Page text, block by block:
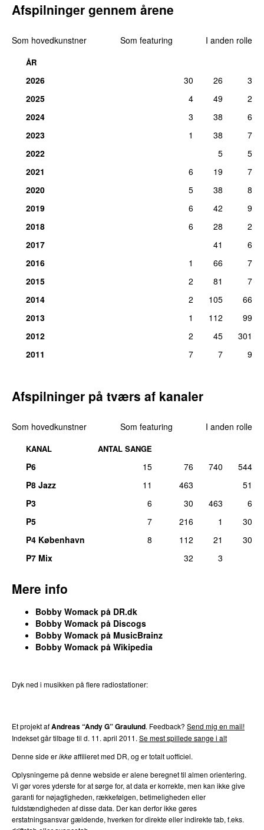
Medvirkende (guitarer):Bobby Womack
10. Sly & the Family Stone Brave and Strong
2
Medvirkende (guitarer):
Komponist:
Sly & the Family Stone
2
Gorillaz
2
Medvirkende (sang):
Sly & the Family Stone
2
Sly & the Family Stone You Caught Me Smilin’
2
Medvirkende (guitarer):
Wilson Pickett
1
The Valentinos
1
Ronnie Wood Lucky Man
lør 1. jun 2013
The Valentinos Sweeter Than the Day Before
man 11. maj 2015
Komponist, tekst/forfatter, medvirkende (el guitar, sang):
Todd Rundgren The Want of a Nail
1
Tekst/forfatter, medvirkende (sang):
Bobby Womack
Afspilninger gennem årene
Som hovedkunstner Som featuring I anden rolle
ÅR
2026 30 26
3
2025
4 49
2
2024
3 38
6
2023
1 38
7
2022
5
5
2021
6 19
7
2020
5 38
8
2019
6 42
9
2018
6 28
2
2017
41
6
2016
1 66
7
2015
2 81
7
2014
2 105
66
2013
1 112
99
2012
2 45
301
2011
7 7 9
Afspilninger på tværs af kanaler
Som hovedkunstner Som featuring I anden rolle
KANAL ANTAL SANGE
P6 15 76 740
544
P8 Jazz
11 463
51
P3
6 30 463
6
P5
7 216 1
30
P4 København
8 112 21
30
P7 Mix
32 3
Mere info
Bobby Womack på DR.dk
Bobby Womack på Discogs
Bobby Womack på MusicBrainz
Bobby Womack på Wikipedia
Dyk ned i musikken på flere radiostationer:
Et projekt afAndreas “Andy G” Graulund. Feedback? Send mig en mail!
Indekset går tilbage til d. 11. april 2011. Se mest spillede sange i alt
Denne side erikkeaffilieret med DR, og er totalt uofficiel.
Oplysningerne på denne webside er alene beregnet til almen orientering.
Vi gør vores yderste for at sørge for, at data er korrekte, men kan ikke give
garanti for nøjagtigheden, rækkefølgen, betimeligheden eller
fuldstændigheden af disse data. Der kan derfor ikke gøres
erstatningsansvar gældende, hverken for direkte eller indirekte tab, f.eks.